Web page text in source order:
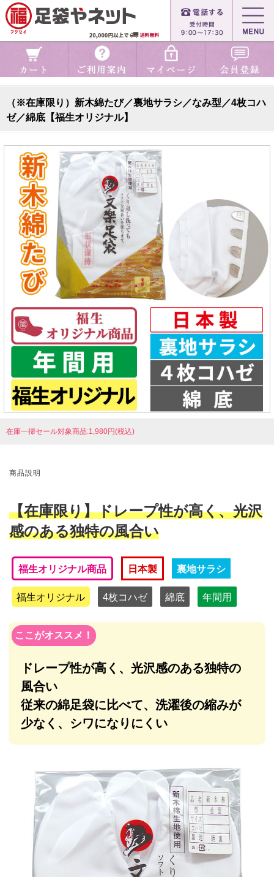
（※在庫限り）新木綿たび／裏地サラシ／なみ型／4枚コハ
ゼ／綿底【福生オリジナル】
在庫一掃セール対象商品:1,980円(税込)
商品説明
【在庫限り】ドレープ性が高く、光沢
感のある独特の風合い
福生オリジナル商品 日本製 裏地サラシ
福生オリジナル 4枚コハゼ 綿底 年間用
ドレープ性が高く、光沢感のある独特の
風合い
従来の綿足袋に比べて、洗濯後の縮みが
少なく、シワになりにくい